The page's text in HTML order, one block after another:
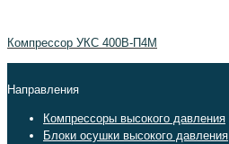
Компрессор УКС 400В-П4М
Направления
Компрессоры высокого давления
Блоки осушки высокого давления